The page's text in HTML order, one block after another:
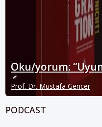
Oku/yorum:
Prof. Dr. Mustafa Gencer
PODCAST